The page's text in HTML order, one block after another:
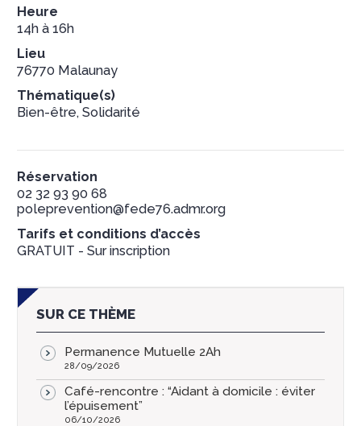
Heure
14h à 16h
Lieu
76770 Malaunay
Thématique(s)
Bien-être, Solidarité
Réservation
02 32 93 90 68
poleprevention@fede76.admr.org
Tarifs et conditions d’accès
GRATUIT - Sur inscription
SUR CE THÈME
Permanence Mutuelle 2Ah
28/09/2026
Café-rencontre : “Aidant à domicile : éviter
l’épuisement”
06/10/2026